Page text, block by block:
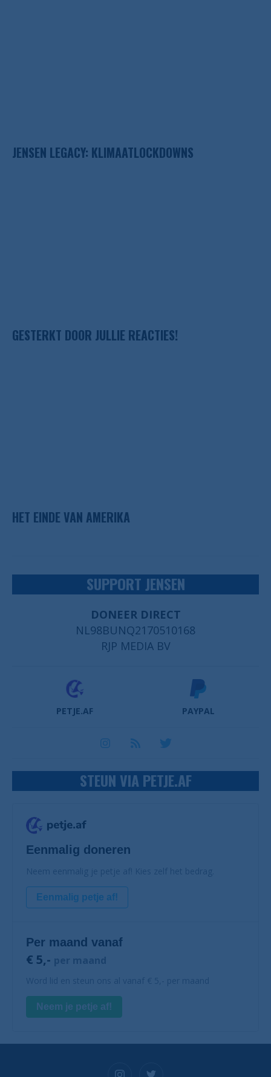
JENSEN LEGACY: KLIMAATLOCKDOWNS
GESTERKT DOOR JULLIE REACTIES!
HET EINDE VAN AMERIKA
SUPPORT JENSEN
DONEER DIRECT
NL98BUNQ2170510168
RJP MEDIA BV
PETJE.AF PAYPAL
STEUN VIA PETJE.AF
Eenmalig doneren
Neem eenmalig je petje af! Kies zelf het bedrag.
Eenmalig petje af!
Per maand vanaf
€ 5,- per maand
Word lid en steun ons al vanaf € 5,- per maand
Neem je petje af!